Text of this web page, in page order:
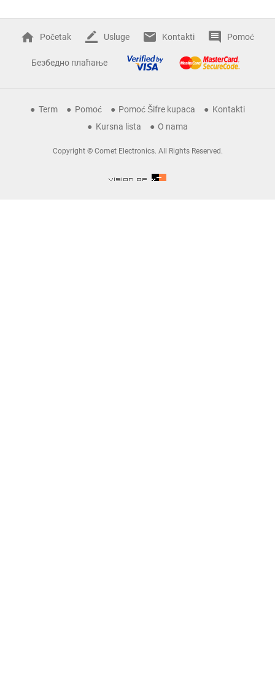
Početak Usluge Kontakti Pomoć
Безбедно плаћање
Term Pomoć Pomoć Šifre kupaca
Kontakti
Kursna lista
O nama
Copyright © Comet Electronics. All Rights Reserved.